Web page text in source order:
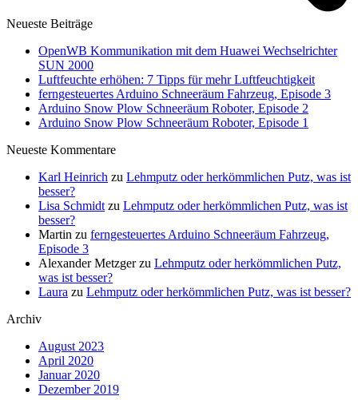
Neueste Beiträge
OpenWB Kommunikation mit dem Huawei Wechselrichter
SUN 2000
Luftfeuchte erhöhen: 7 Tipps für mehr Luftfeuchtigkeit
ferngesteuertes Arduino Schneeräum Fahrzeug, Episode 3
Arduino Snow Plow Schneeräum Roboter, Episode 2
Arduino Snow Plow Schneeräum Roboter, Episode 1
Neueste Kommentare
Karl Heinrich zu Lehmputz oder herkömmlichen Putz, was ist
besser?
Lisa Schmidt zu Lehmputz oder herkömmlichen Putz, was ist
besser?
Martin zu ferngesteuertes Arduino Schneeräum Fahrzeug,
Episode 3
Alexander Metzgerzu Lehmputz oder herkömmlichen Putz,
was ist besser?
Laura zu Lehmputz oder herkömmlichen Putz, was ist besser?
Archiv
August 2023
April 2020
Januar 2020
Dezember 2019